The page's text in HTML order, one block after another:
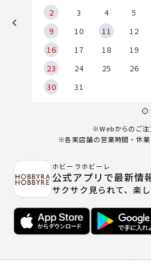
2
3 4 5
9
10 11 12
16
17 18 19
23
24 25 26
30
31
※Webからのご注
※各実店舗の営業時間・休業
ホビーラホビーレ
公式アプリで最新情
サクサク見られて、楽